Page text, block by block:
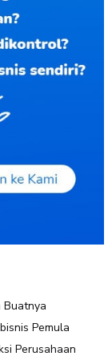
Buatnya
Pemula
Perusahaan